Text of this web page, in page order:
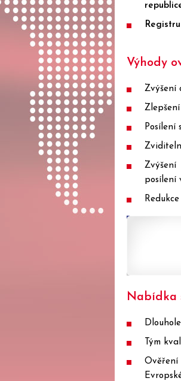
Výhody
Zvýšení
Posílení
Zvýšení
posílení
Nabídka
Tým